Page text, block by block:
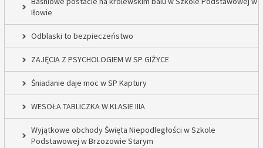
Iłowie
Odblaski to bezpieczeństwo
ZAJĘCIA Z PSYCHOLOGIEM W SP GIŻYCE
Śniadanie daje moc w SP Kaptury
WESOŁA TABLICZKA W KLASIE IIIA
Wyjątkowe obchody Święta Niepodległości w Szkole
Podstawowej w Brzozowie Starym